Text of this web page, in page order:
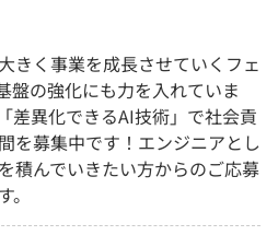
きく事業を成長させていくフェ
盤の強化にも力を入れていま
差異化できるAI技術」で社会貢
を募集中です！エンジニアとし
積んでいきたい方からのご応募